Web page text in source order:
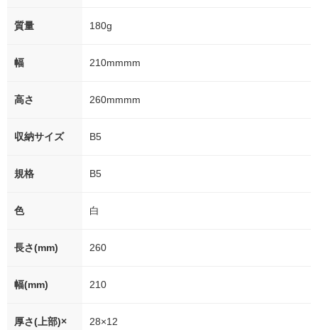
質量 180g
幅 210mmmm
高さ 260mmmm
収納サイズ B5
規格 B5
色 白
長さ(mm) 260
幅(mm) 210
厚さ(上部)×
28×12